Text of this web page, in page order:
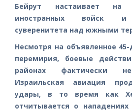
Бейрут настаивает на
иностранных войск и
суверенитета над южными
Несмотря на объявленное
перемирия, боевые
районах фактически
Израильская авиация
удары, в то время как
отчитывается о